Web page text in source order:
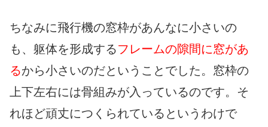
ちなみに飛行機の窓枠があんなに小さいの
も、躯体を形成するフレームの隙間に窓があ
るから小さいのだということでした。窓枠の
上下左右には骨組みが入っているのです。そ
れほど頑丈につくられているというわけで